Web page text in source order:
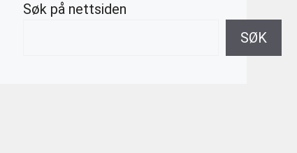
Søk på nettsiden
SØK